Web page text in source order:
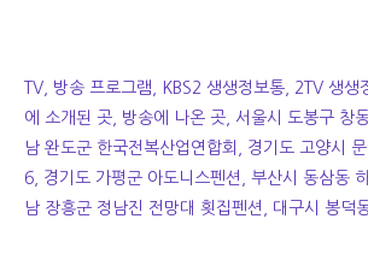
TV, 방송 프로그램, KBS2 생생정보통, 2TV 생
에 소개된 곳, 방송에 나온 곳, 서울시 도봉구 창
남 완도군 한국전복산업연합회, 경기도 고양시
6, 경기도 가평군 아도니스펜션, 부산시 동삼동
남 장흥군 정남진 전망대 횟집펜션, 대구시 봉덕